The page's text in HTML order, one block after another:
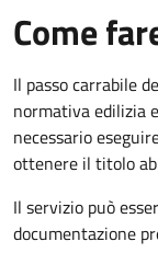
Come
Il passo carrabile
normativa edilizia
necessario
ottenere il titolo
Il servizio può
documentazione